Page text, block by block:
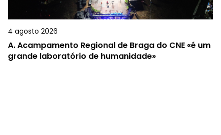
4 agosto 2026
A.Acampamento Regional de Braga do CNE «é um
grande laboratório de humanidade»